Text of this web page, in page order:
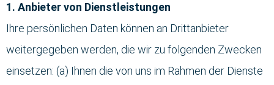
1. Anbieter von Dienstleistungen
Ihre persönlichen Daten können an Drittanbieter
weitergegeben werden, die wir zu folgenden Zwecken
einsetzen: (a) Ihnen die von uns im Rahmen der Dienste